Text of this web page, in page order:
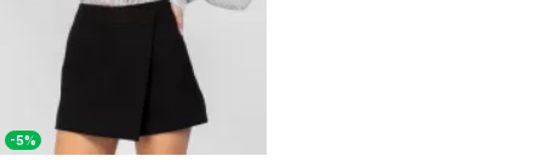
-5%